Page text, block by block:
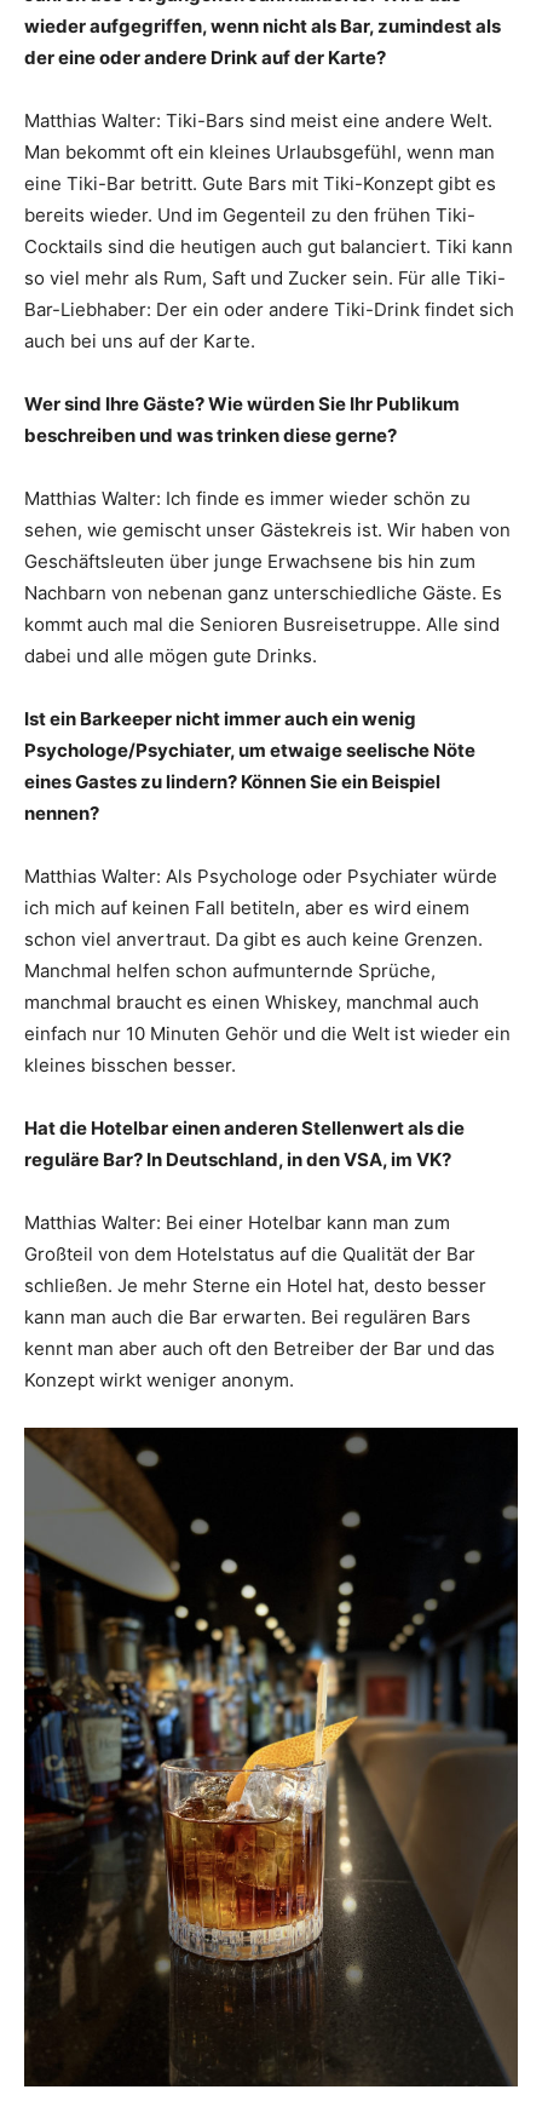
wieder aufgegriffen, wenn nicht als Bar, zumindest als
der eine oder andere Drink auf der Karte?
Matthias Walter: Tiki-Bars sind meist eine andere Welt.
Man bekommt oft ein kleines Urlaubsgefühl, wenn man
eine Tiki-Bar betritt. Gute Bars mit Tiki-Konzept gibt es
bereits wieder. Und im Gegenteil zu den frühen Tiki-
Cocktails sind die heutigen auch gut balanciert. Tiki kann
so viel mehr als Rum, Saft und Zucker sein. Für alle Tiki-
Bar-Liebhaber: Der ein oder andere Tiki-Drink findet sich
auch bei uns auf der Karte.
Wer sind Ihre Gäste? Wie würden Sie Ihr Publikum
beschreiben und was trinken diese gerne?
Matthias Walter: Ich finde es immer wieder schön zu
sehen, wie gemischt unser Gästekreis ist. Wir haben von
Geschäftsleuten über junge Erwachsene bis hin zum
Nachbarn von nebenan ganz unterschiedliche Gäste. Es
kommt auch mal die Senioren Busreisetruppe. Alle sind
dabei und alle mögen gute Drinks.
Ist ein Barkeeper nicht immer auch ein wenig
Psychologe/Psychiater, um etwaige seelische Nöte
eines Gastes zu lindern? Können Sie ein Beispiel
nennen?
Matthias Walter: Als Psychologe oder Psychiater würde
ich mich auf keinen Fall betiteln, aber es wird einem
schon viel anvertraut. Da gibt es auch keine Grenzen.
Manchmal helfen schon aufmunternde Sprüche,
manchmal braucht es einen Whiskey, manchmal auch
einfach nur 10 Minuten Gehör und die Welt ist wieder ein
kleines bisschen besser.
Hat die Hotelbar einen anderen Stellenwert als die
reguläre Bar? In Deutschland, in den VSA, im VK?
Matthias Walter: Bei einer Hotelbar kann man zum
Großteil von dem Hotelstatus auf die Qualität der Bar
schließen. Je mehr Sterne ein Hotel hat, desto besser
kann man auch die Bar erwarten. Bei regulären Bars
kennt man aber auch oft den Betreiber der Bar und das
Konzept wirkt weniger anonym.